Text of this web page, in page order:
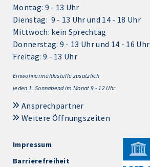
Montag: 9 - 13 Uhr
Dienstag: 9 - 13 Uhr und 14 - 18 Uhr
Mittwoch: kein Sprechtag
Donnerstag: 9 - 13 Uhr und 14 - 16 Uhr
Freitag: 9 - 13 Uhr
Einwohnermeldestelle zusätzlich
jeden 1. Sonnabend im Monat 9 - 12 Uhr
Ansprechpartner
Weitere Öffnungszeiten
Impressum
Barrierefreiheit